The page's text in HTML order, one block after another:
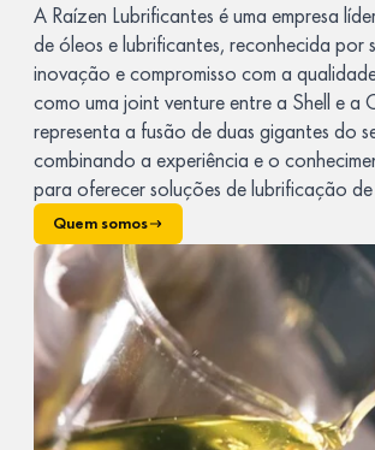
A Raízen Lubrificantes é uma empresa
de óleos e lubrificantes, reconhecida por
inovação e compromisso com a
como uma joint venture entre a Shell e a
representa a fusão de duas gigantes do
combinando a experiência e o
para oferecer soluções de lubrificação
Quem somos